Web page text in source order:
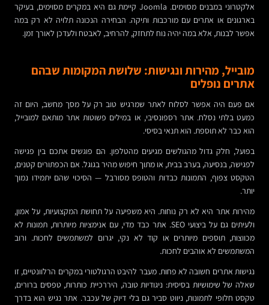
אלקטרוני במבנים מסוימים. Joomla קיימת גם היא במקרים מסוימים, בעיקר
בארגונים או אתרים עם מורכבות ותיקה. הבחירה הנכונה תלויה לא רק במה
אפשר לבנות, אלא במה יהיה נוח לתחזק, להרחיב, לאבטח ולעדכן לאורך זמן.
מובייל, מהירות ונגישות: שלושת המקומות שבהם
אתרים נופלים
אם פעם היה אפשר לסלוח לאתר שמרגיש טוב רק על מסך מחשב, היום זה
כמעט בלתי נסלח. אתר רספונסיבי, או במילים פשוטות אתר מותאם למובייל,
הוא כבר לא תוספת. הוא תנאי בסיסי.
בפועל, חלק גדול מהגולשים מגיעים מהטלפון. הם פוגשים אתכם בין פגישה
לפגישה, בנסיעה, בערב בבית, או מתוך חיפוש מהיר בגוגל. אם הכפתורים קטנים,
הטקסט צפוף, התמונות כבדות והטופס מסורבל — הסיכוי שהם יתמידו נמוך
יותר.
מהירות אתר היא לא רק נוחות. היא משפיעה על תחושת המקצועיות, על אמון,
ולעיתים גם על ביצועי SEO. אתר כבד מדי, עם אנימציות מיותרות, תמונות לא
מכווצות, תוספים מיותרים או קוד לא נקי, יגרום למשתמשים לחכות. ורוב
המשתמשים לא אוהבים לחכות.
נגישות אתרים חשובה לא פחות. מעבר להיבט הרגולטורי במקרים הרלוונטיים, זו
שאלה של שימושיות בסיסית: ניגודיות טובה, היררכיית כותרות, טפסים ברורים,
טקסט חלופי לתמונות, ניווט סביר גם בלי דיוק של עכבר. אתר נגיש הוא בדרך